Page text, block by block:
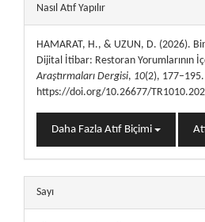
Nasıl Atıf Yapılır
HAMARAT, H., & UZUN, D. (2026).
Dijital İtibar: Restoran Yorumlarının
Araştırmaları Dergisi, 10(2), 177–195.
https://doi.org/10.26677/
Daha Fazla Atıf Biçimi
Sayı